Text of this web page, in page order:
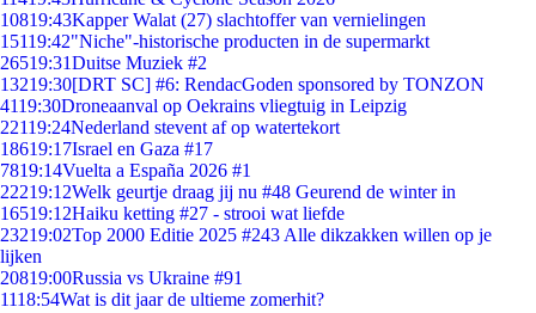
10819:43Kapper Walat (27) slachtoffer van vernielingen
15119:42"Niche"-historische producten in de supermarkt
26519:31Duitse Muziek #2
13219:30[DRT SC] #6: RendacGoden sponsored by TONZON
4119:30Droneaanval op Oekrains vliegtuig in Leipzig
22119:24Nederland stevent af op watertekort
18619:17Israel en Gaza #17
7819:14Vuelta a España 2026 #1
22219:12Welk geurtje draag jij nu #48 Geurend de winter in
16519:12Haiku ketting #27 - strooi wat liefde
23219:02Top 2000 Editie 2025 #243 Alle dikzakken willen op je
lijken
20819:00Russia vs Ukraine #91
1118:54Wat is dit jaar de ultieme zomerhit?